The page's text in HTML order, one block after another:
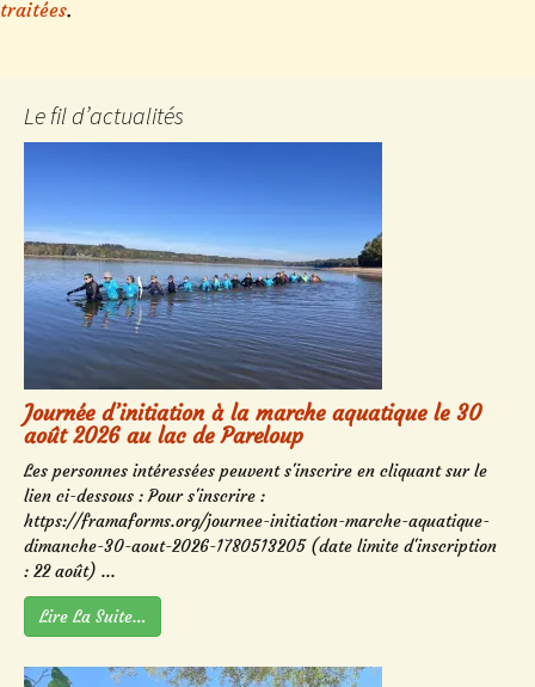
traitées.
Le fil d’actualités
Journée d’initiation à la marche aquatique le 30
août 2026 au lac de Pareloup
Les personnes intéressées peuvent s'inscrire en cliquant sur le
lien ci-dessous : Pour s'inscrire :
https://framaforms.org/journee-initiation-marche-aquatique-
dimanche-30-aout-2026-1780513205 (date limite d'inscription
: 22 août) ...
Lire La Suite…